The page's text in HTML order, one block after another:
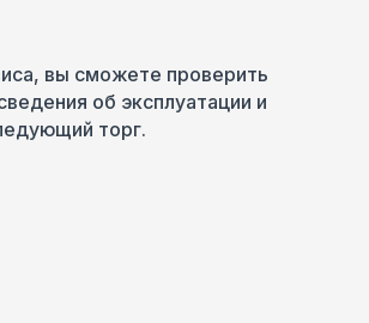
вы сможете проверить
об эксплуатации и
торг.